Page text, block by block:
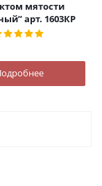
мятости
арт. 1603КР